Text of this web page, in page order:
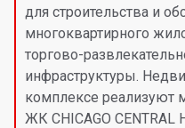
для строительства и
многоквартирного
торгово-
инфраструктуры.
комплексе реализуют
ЖК CHICAGO CENTRAL